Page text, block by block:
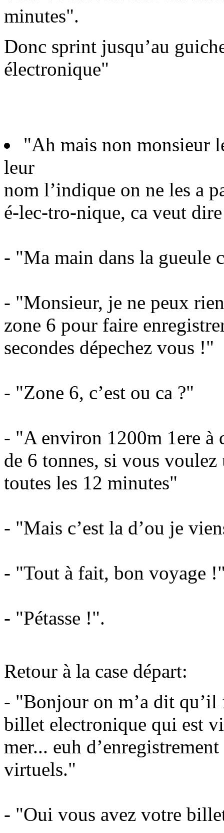
minutes".
Donc sprint jusqu’au
électronique"
"Ah mais non monsieur
leur
nom l’indique on ne les a
é-lec-tro-nique, ca veut
- "Ma main dans la gueule
- "Monsieur, je ne peux
zone 6 pour faire
secondes dépechez vous !"
- "Zone 6, c’est ou ca ?"
- "A environ 1200m 1ere
de 6 tonnes, si vous
toutes les 12 minutes"
- "Mais c’est la d’ou je
- "Tout à fait, bon voyage
- "Pétasse !".
Retour à la case départ:
- "Bonjour on m’a dit
billet electronique qui est
mer... euh
virtuels."
- "Oui vous avez votre